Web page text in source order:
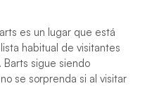
es un lugar que está
habitual de visitantes
sigue siendo
se sorprenda si al visitar